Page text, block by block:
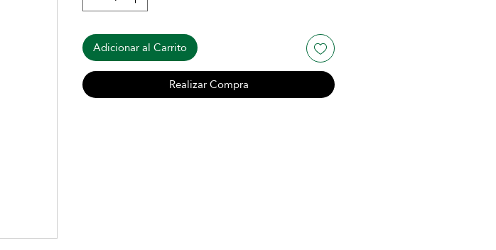
Adicionar al Carrito
Realizar Compra